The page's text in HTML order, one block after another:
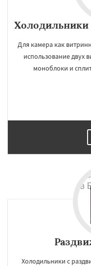
Для камера как
использование двух
моноблоки и
Холодильники с